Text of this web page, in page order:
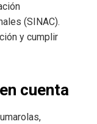
(SINAC).
y cumplir
cuenta